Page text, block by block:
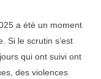
a été un moment
Si le scrutin s’est
qui ont suivi ont
des violences